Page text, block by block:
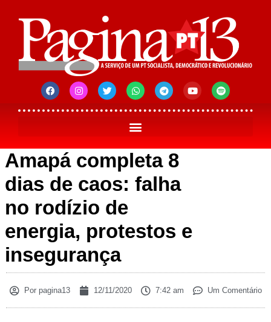
Amapá completa 8
dias de caos: falha
no rodízio de
energia, protestos e
insegurança
Porpagina13 12/11/2020 7:42 am Um Comentário